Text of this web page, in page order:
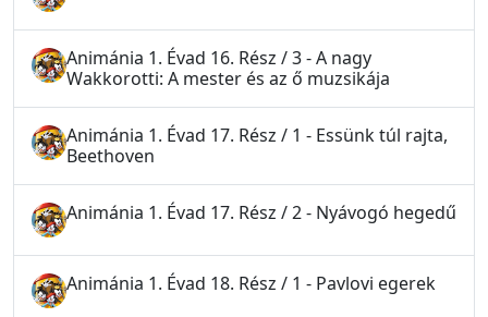
Animánia 1. Évad 16. Rész / 3 - A nagy
Wakkorotti: A mester és az ő muzsikája
Animánia 1. Évad 17. Rész / 1 - Essünk túl rajta,
Beethoven
Animánia 1. Évad 17. Rész / 2 - Nyávogó hegedű
Animánia 1. Évad 18. Rész / 1 - Pavlovi egerek